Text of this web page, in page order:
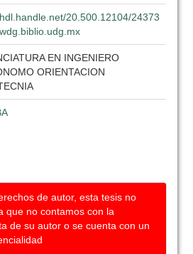
20.500.12104/24373
EN INGENIERO
ORIENTACION
de autor, esta tesis no
que no contamos con la
de su autor o se cuenta con un